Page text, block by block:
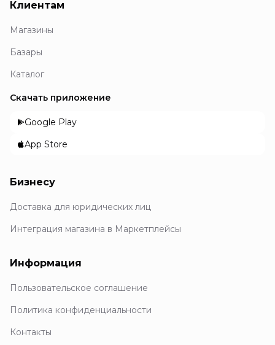
Клиентам
Магазины
Базары
Каталог
Скачать приложение
Google Play
App Store
Бизнесу
Доставка для юридических лиц
Интеграция магазина в Маркетплейсы
Информация
Пользовательское соглашение
Политика конфиденциальности
Контакты